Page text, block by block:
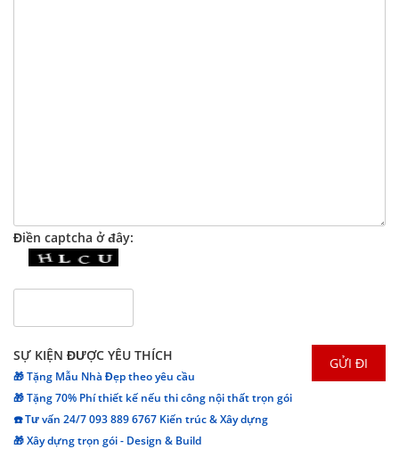
Điền captcha ở đây:
SỰ KIỆN ĐƯỢC YÊU THÍCH
🎁 Tặng Mẫu Nhà Đẹp theo yêu cầu
🎁 Tặng 70% Phí thiết kế nếu thi công nội thất trọn gói
☎️ Tư vấn 24/7 093 889 6767 Kiến trúc & Xây dựng
🎁 Xây dựng trọn gói - Design & Build